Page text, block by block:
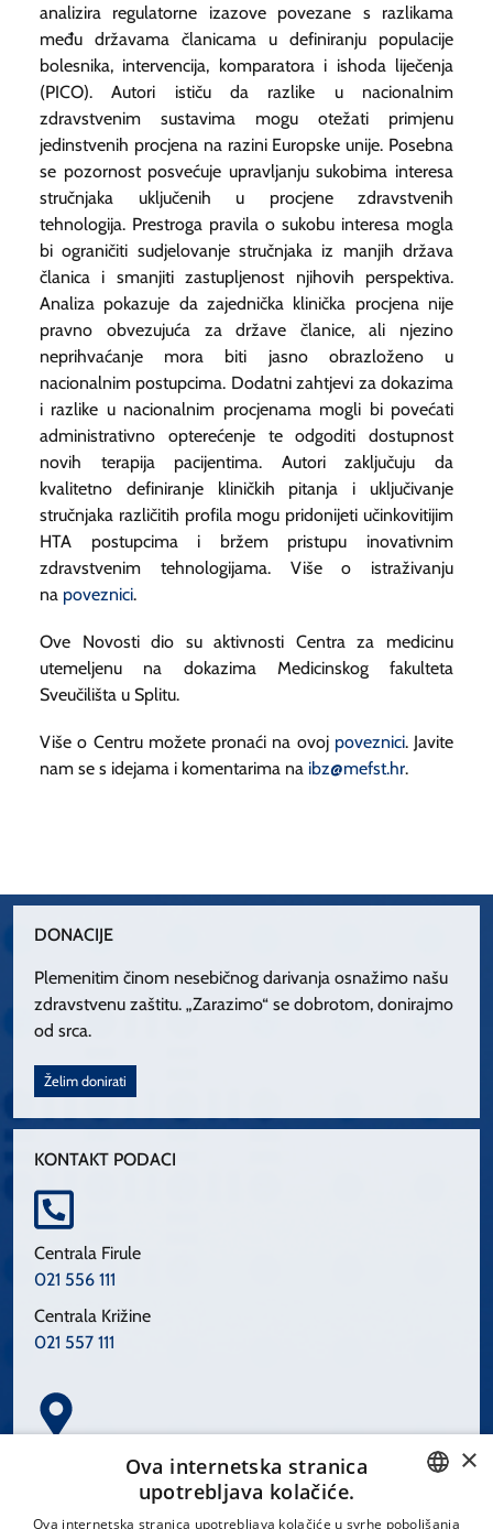
analizira regulatorne izazove povezane s razlikama
među državama članicama u definiranju populacije
bolesnika, intervencija, komparatora i ishoda liječenja
(PICO). Autori ističu da razlike u nacionalnim
zdravstvenim sustavima mogu otežati primjenu
jedinstvenih procjena na razini Europske unije. Posebna
se pozornost posvećuje upravljanju sukobima interesa
stručnjaka uključenih u procjene zdravstvenih
tehnologija. Prestroga pravila o sukobu interesa mogla
bi ograničiti sudjelovanje stručnjaka iz manjih država
članica i smanjiti zastupljenost njihovih perspektiva.
Analiza pokazuje da zajednička klinička procjena nije
pravno obvezujuća za države članice, ali njezino
neprihvaćanje mora biti jasno obrazloženo u
nacionalnim postupcima. Dodatni zahtjevi za dokazima
i razlike u nacionalnim procjenama mogli bi povećati
administrativno opterećenje te odgoditi dostupnost
novih terapija pacijentima. Autori zaključuju da
kvalitetno definiranje kliničkih pitanja i uključivanje
stručnjaka različitih profila mogu pridonijeti učinkovitijim
HTA postupcima i bržem pristupu inovativnim
zdravstvenim tehnologijama.
Više o istraživanju
na poveznici.
Ove Novosti dio su aktivnosti Centra za medicinu
utemeljenu na dokazima Medicinskog fakulteta
Sveučilišta u Splitu.
Više o Centru možete pronaći na ovoj poveznici. Javite
nam se s idejama i komentarima na ibz@mefst.hr.
DONACIJE
Plemenitim činom nesebičnog darivanja osnažimo našu
zdravstvenu zaštitu. „Zarazimo“ se dobrotom, donirajmo
od srca.
Želim donirati
KONTAKT PODACI
Centrala Firule
021 556 111
Centrala Križine
021 557 111
Spinčićeva 1, 21000 Split
CROATIAN
×
Ova internetska stranica
upotrebljava kolačiće.
Ova internetska stranica upotrebljava kolačiće u svrhe poboljšanja